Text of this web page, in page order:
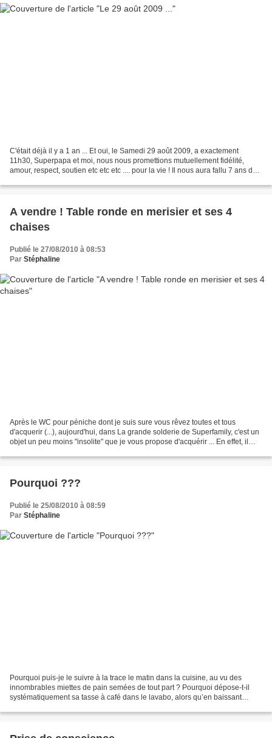
C'était déjà il y a 1 an ... Et oui, le Samedi 29 août 2009, a exactement
11h30, Superpapa et moi, nous nous promettions mutuellement fidélité,
amour, respect, soutien etc etc etc .... pour la vie ! Il nous aura fallu 7 ans de
A vendre ! Table ronde en merisier et ses 4
chaises
Publié le 27/08/2010 à 08:53
Par Stéphaline
Après le WC pour péniche dont je suis sure vous rêvez toutes et tous
d'acquerir (...), aujourd'hui, dans La grande solderie de Superfamily, c'est un
objet un peu moins "insolite" que je vous propose d'acquérir ... En effet, il
Pourquoi ???
Publié le 25/08/2010 à 08:59
Par Stéphaline
Pourquoi puis-je le suivre à la trace le matin dans la cuisine, au vu des
innombrables miettes de pain semées de tout part ? Pourquoi dépose-t-il
systématiquement sa tasse à café dans le lavabo, alors qu’en baissant